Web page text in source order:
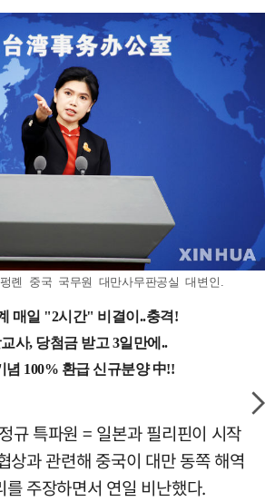
롄 중국 국무원 대만사무판공실 대변인.
규 특파원 = 일본과 필리핀이 시작
상과 관련해 중국이 대만 동쪽 해역
주장하면서 연일 비난했다.